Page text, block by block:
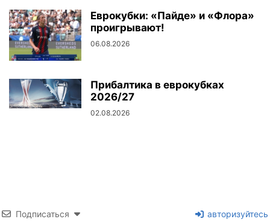
Еврокубки: «Пайде» и «Флора»
проигрывают!
06.08.2026
Прибалтика в еврокубках
2026/27
02.08.2026
Подписаться авторизуйтесь